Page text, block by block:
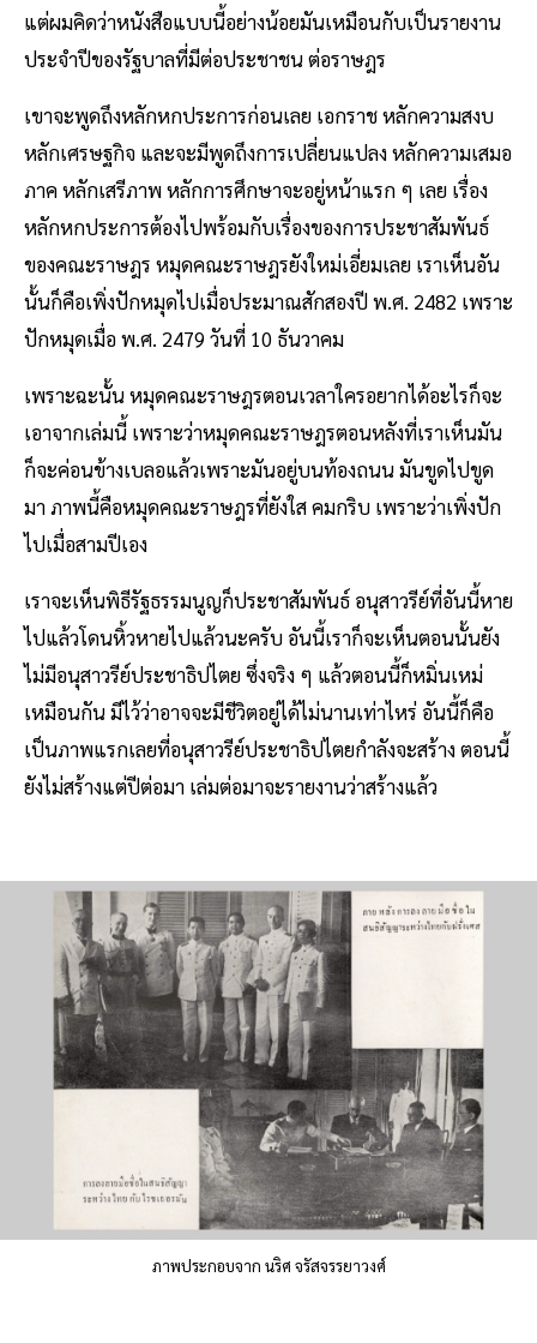
แต่ผมคิดว่าหนังสือแบบนี้อย่างน้อยมันเหมือนกับเป็นรายงาน
ประจำปีของรัฐบาลที่มีต่อประชาชน ต่อราษฎร
เขาจะพูดถึงหลักหกประการก่อนเลย เอกราช หลักความสงบ
หลักเศรษฐกิจ และจะมีพูดถึงการเปลี่ยนแปลง หลักความเสมอ
ภาค หลักเสรีภาพ หลักการศึกษาจะอยู่หน้าแรก ๆ เลย เรื่อง
หลักหกประการต้องไปพร้อมกับเรื่องของการประชาสัมพันธ์
ของคณะราษฎร หมุดคณะราษฎรยังใหม่เอี่ยมเลย เราเห็นอัน
นั้นก็คือเพิ่งปักหมุดไปเมื่อประมาณสักสองปี พ.ศ. 2482 เพราะ
ปักหมุดเมื่อ พ.ศ. 2479 วันที่ 10 ธันวาคม
เพราะฉะนั้น หมุดคณะราษฎรตอนเวลาใครอยากได้อะไรก็จะ
เอาจากเล่มนี้ เพราะว่าหมุดคณะราษฎรตอนหลังที่เราเห็นมัน
ก็จะค่อนข้างเบลอแล้วเพราะมันอยู่บนท้องถนน มันขูดไปขูด
มา ภาพนี้คือหมุดคณะราษฎรที่ยังใส คมกริบ เพราะว่าเพิ่งปัก
ไปเมื่อสามปีเอง
เราจะเห็นพิธีรัฐธรรมนูญก็ประชาสัมพันธ์ อนุสาวรีย์ที่อันนี้หาย
ไปแล้วโดนหิ้วหายไปแล้วนะครับ อันนี้เราก็จะเห็นตอนนั้นยัง
ไม่มีอนุสาวรีย์ประชาธิปไตย ซึ่งจริง ๆ แล้วตอนนี้ก็หมิ่นเหม่
เหมือนกัน มีไว้ว่าอาจจะมีชีวิตอยู่ได้ไม่นานเท่าไหร่ อันนี้ก็คือ
เป็นภาพแรกเลยที่อนุสาวรีย์ประชาธิปไตยกำลังจะสร้าง ตอนนี้
ยังไม่สร้างแต่ปีต่อมา เล่มต่อมาจะรายงานว่าสร้างแล้ว
ภาพประกอบจาก นริศ จรัสจรรยาวงศ์